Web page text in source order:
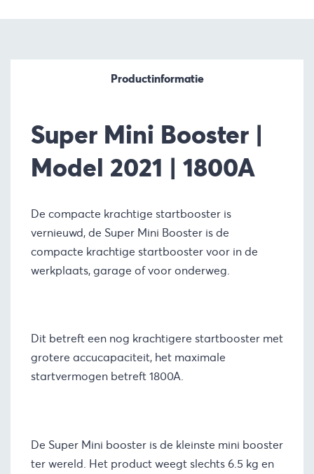
Productinformatie
Super Mini Booster |
Model 2021 | 1800A
De compacte krachtige startbooster is
vernieuwd, de Super Mini Booster is de
compacte krachtige startbooster voor in de
werkplaats, garage of voor onderweg.
Dit betreft een nog krachtigere startbooster met
grotere accucapaciteit, het maximale
startvermogen betreft 1800A.
De Super Mini booster is de kleinste mini booster
ter wereld. Het product weegt slechts 6.5 kg en